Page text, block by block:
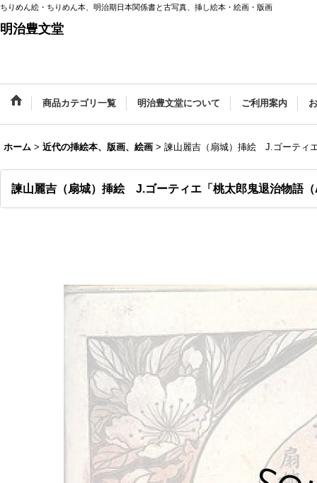
ちりめん絵・ちりめん本、明治期日本関係書と古写真、挿し絵本・絵画・版画
明治豊文堂
商品カテゴリ一覧 明治豊文堂について ご利用案内
ホーム > 近代の挿絵本、版画、絵画 > 諫山麗吉（扇城）挿絵 J.ゴーティ
諫山麗吉（扇城）挿絵 J.ゴーティエ「桃太郎鬼退治物語